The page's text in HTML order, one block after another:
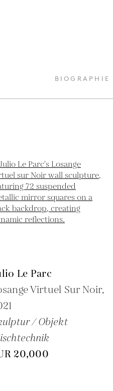
BIOGRAPHIE
Le Parc
Virtuel Sur Noir,
/ Objekt
20,000